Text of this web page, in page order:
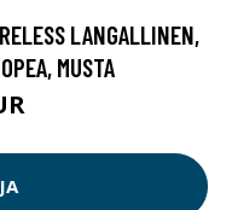
LANGALLINEN,
MUSTA